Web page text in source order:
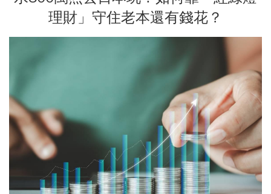
理財」守住老本還有錢花？